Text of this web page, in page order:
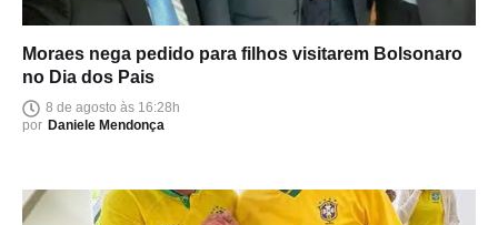
Moraes nega pedido para filhos visitarem Bolsonaro
no Dia dos Pais
8 de agosto às 16:28h
por Daniele Mendonça